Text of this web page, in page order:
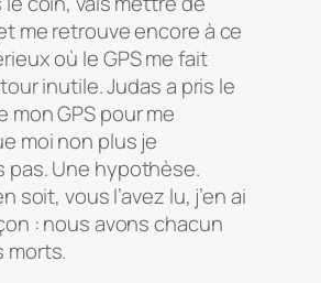
me retrouve encore à ce
où le GPS me fait
inutile. Judas a pris le
mon GPS pour me
moi non plus je
pas. Une hypothèse.
soit, vous l’avez lu, j’en ai
: nous avons chacun
morts.